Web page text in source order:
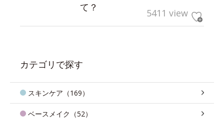
て？
5411 view
カテゴリで探す
スキンケア（169）
ベースメイク（52）